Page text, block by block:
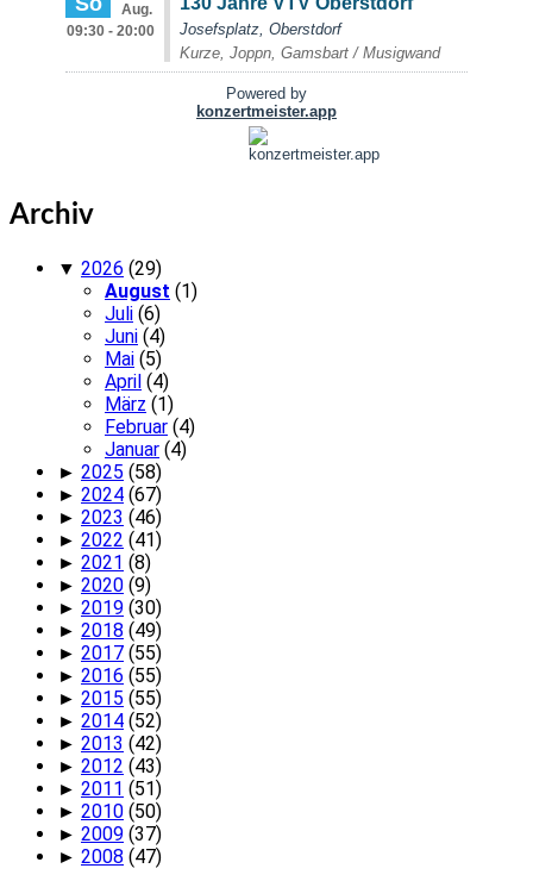
Archiv
▼ 2026 (29)
August (1)
Juli (6)
Juni (4)
Mai (5)
April (4)
März (1)
Februar (4)
Januar (4)
► 2025 (58)
► 2024 (67)
► 2023 (46)
► 2022 (41)
► 2021 (8)
► 2020 (9)
► 2019 (30)
► 2018 (49)
► 2017 (55)
► 2016 (55)
► 2015 (55)
► 2014 (52)
► 2013 (42)
► 2012 (43)
► 2011 (51)
► 2010 (50)
► 2009 (37)
► 2008 (47)